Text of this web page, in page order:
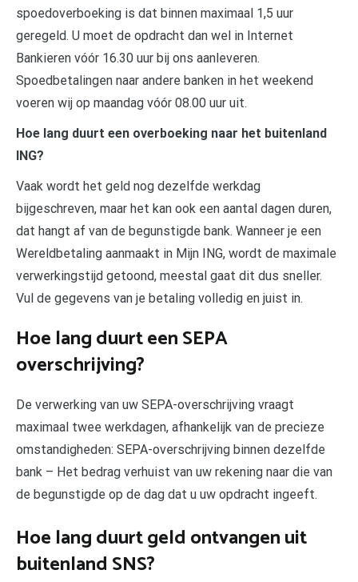
spoedoverboeking is dat binnen maximaal 1,5 uur
geregeld. U moet de opdracht dan wel in Internet
Bankieren vóór 16.30 uur bij ons aanleveren.
Spoedbetalingen naar andere banken in het weekend
voeren wij op maandag vóór 08.00 uur uit.
Hoe lang duurt een overboeking naar het buitenland
ING?
Vaak wordt het geld nog dezelfde werkdag
bijgeschreven, maar het kan ook een aantal dagen duren,
dat hangt af van de begunstigde bank. Wanneer je een
Wereldbetaling aanmaakt in Mijn ING, wordt de maximale
verwerkingstijd getoond, meestal gaat dit dus sneller.
Vul de gegevens van je betaling volledig en juist in.
Hoe lang duurt een SEPA
overschrijving?
De verwerking van uw SEPA-overschrijving vraagt
maximaal twee werkdagen, afhankelijk van de precieze
omstandigheden: SEPA-overschrijving binnen dezelfde
bank – Het bedrag verhuist van uw rekening naar die van
de begunstigde op de dag dat u uw opdracht ingeeft.
Hoe lang duurt geld ontvangen uit
buitenland SNS?